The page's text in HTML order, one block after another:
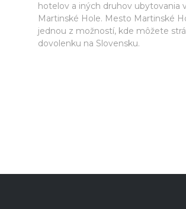
hotelov a iných druhov ubytovania
Martinské Hole. Mesto Martinské
jednou z možností, kde môžete
dovolenku na Slovensku.